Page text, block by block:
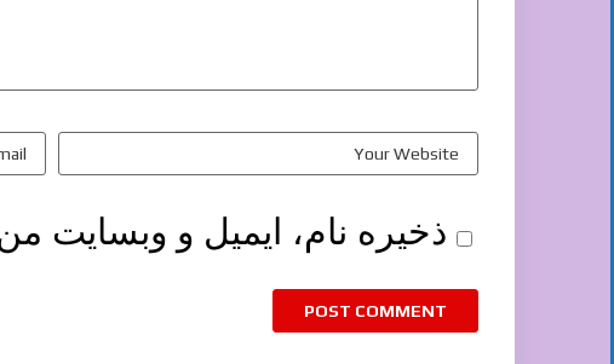
ذخیره نام، ایمیل و وبسایت